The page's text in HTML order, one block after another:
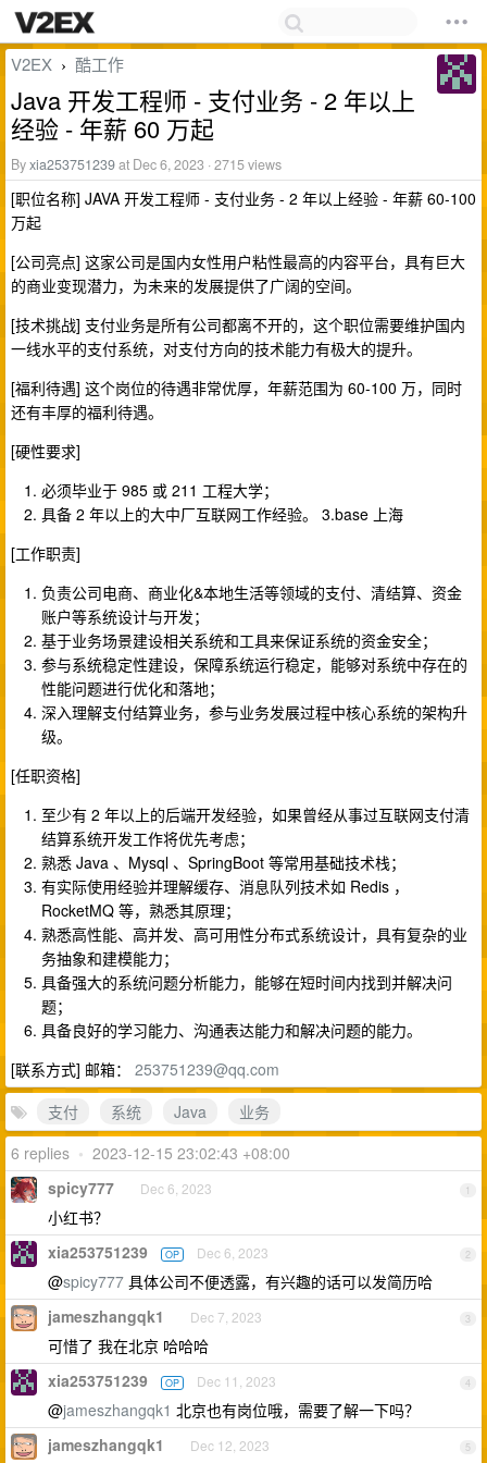
V2EX › 酷工作
Java 开发工程师 - 支付业务 - 2 年以上
经验 - 年薪 60 万起
Byxia253751239at Dec 6, 2023 · 2715 views
[职位名称] JAVA 开发工程师 - 支付业务 - 2 年以上经验 - 年薪 60-100
万起
[公司亮点] 这家公司是国内女性用户粘性最高的内容平台，具有巨大
的商业变现潜力，为未来的发展提供了广阔的空间。
[技术挑战] 支付业务是所有公司都离不开的，这个职位需要维护国内
一线水平的支付系统，对支付方向的技术能力有极大的提升。
[福利待遇] 这个岗位的待遇非常优厚，年薪范围为 60-100 万，同时
还有丰厚的福利待遇。
[硬性要求]
必须毕业于 985 或 211 工程大学；
具备 2 年以上的大中厂互联网工作经验。 3.base 上海
[工作职责]
负责公司电商、商业化&本地生活等领域的支付、清结算、资金
账户等系统设计与开发；
基于业务场景建设相关系统和工具来保证系统的资金安全；
参与系统稳定性建设，保障系统运行稳定，能够对系统中存在的
性能问题进行优化和落地；
深入理解支付结算业务，参与业务发展过程中核心系统的架构升
级。
[任职资格]
至少有 2 年以上的后端开发经验，如果曾经从事过互联网支付清
结算系统开发工作将优先考虑；
熟悉 Java 、Mysql 、SpringBoot 等常用基础技术栈；
有实际使用经验并理解缓存、消息队列技术如 Redis ，
RocketMQ 等，熟悉其原理；
熟悉高性能、高并发、高可用性分布式系统设计，具有复杂的业
务抽象和建模能力；
具备强大的系统问题分析能力，能够在短时间内找到并解决问
题；
具备良好的学习能力、沟通表达能力和解决问题的能力。
[联系方式] 邮箱： 253751239@qq.com
支付
系统 Java
业务
6 replies • 2023-12-15 23:02:43 +08:00
1
spicy777 Dec 6, 2023
小红书？
2
xia253751239 OP Dec 6, 2023
@spicy777 具体公司不便透露，有兴趣的话可以发简历哈
3
jameszhangqk1 Dec 7, 2023
可惜了 我在北京 哈哈哈
4
xia253751239 OP Dec 11, 2023
@jameszhangqk1 北京也有岗位哦，需要了解一下吗？
5
jameszhangqk1 Dec 12, 2023